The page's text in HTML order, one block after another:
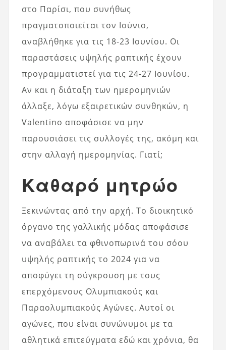
στο Παρίσι, που συνήθως
πραγματοποιείται τον Ιούνιο,
αναβλήθηκε για τις 18-23 Ιουνίου. Οι
παραστάσεις υψηλής ραπτικής έχουν
προγραμματιστεί για τις 24-27 Ιουνίου.
Αν και η διάταξη των ημερομηνιών
άλλαξε, λόγω εξαιρετικών συνθηκών, η
Valentino αποφάσισε να μην
παρουσιάσει τις συλλογές της, ακόμη και
στην αλλαγή ημερομηνίας. Γιατί;
Καθαρό μητρώο
Ξεκινώντας από την αρχή. Το διοικητικό
όργανο της γαλλικής μόδας αποφάσισε
να αναβάλει τα φθινοπωρινά του σόου
υψηλής ραπτικής το 2024 για να
αποφύγει τη σύγκρουση με τους
επερχόμενους Ολυμπιακούς και
Παραολυμπιακούς Αγώνες. Αυτοί οι
αγώνες, που είναι συνώνυμοι με τα
αθλητικά επιτεύγματα εδώ και χρόνια, θα